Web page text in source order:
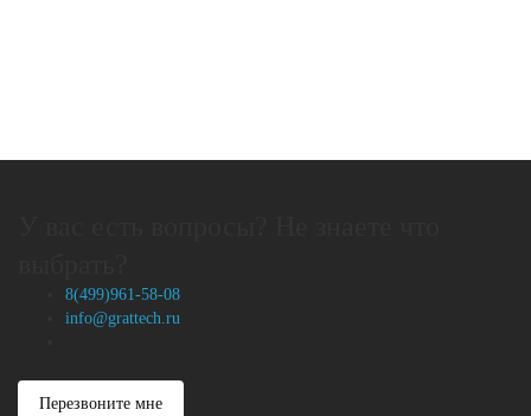
8(499)961-58-08
info@grattech.ru
Перезвоните мне